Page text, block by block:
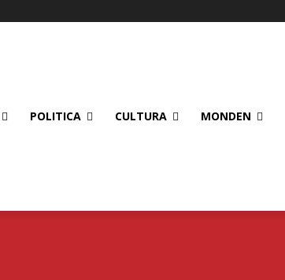
POLITICA CULTURA MONDEN